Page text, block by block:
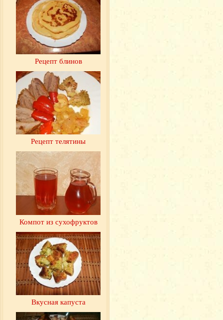
Рецепт блинов
Рецепт телятины
Компот из сухофруктов
Вкусная капуста